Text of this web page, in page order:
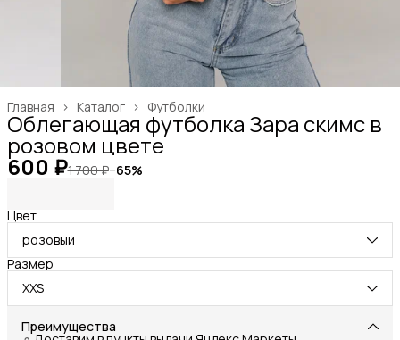
Футболки
Каталог ›
Главная ›
Облегающая футболка Зара скимс в
розовом цвете
600 ₽1 700 ₽−65%
Цвет
розовый
Размер
XXS
Преимущества